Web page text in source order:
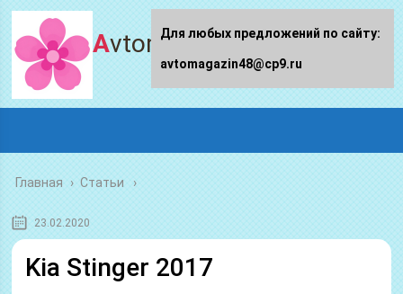
Avtomagazin48.ru
Главная › Статьи
23.02.2020
Kia Stinger 2017
Для любых предложений по сайту:
avtomagazin48@cp9.ru